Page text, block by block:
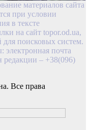
материалов сайта
при условии
в тексте
на сайт topor.od.ua,
для поисковых систем.
электронная почта
редакции – +38(096)
Все права